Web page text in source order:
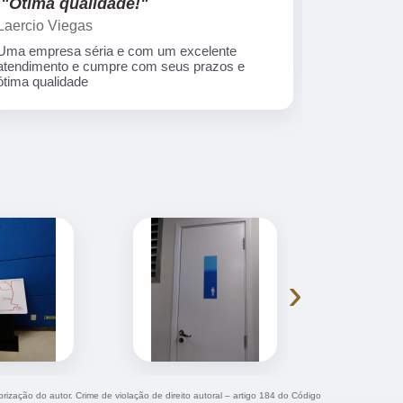
Laercio Viegas
empresa séria e com um excelente
e cumpre com seus prazos e
qualidade
›
do autor. Crime de violação de direito autoral – artigo 184 do Código